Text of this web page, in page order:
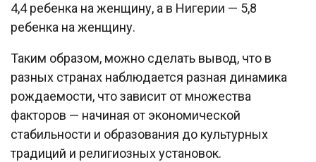
4,4 ребенка на женщину, а в Нигерии — 5,8
ребенка на женщину.
Таким образом, можно сделать вывод, что в
разных странах наблюдается разная динамика
рождаемости, что зависит от множества
факторов — начиная от экономической
стабильности и образования до культурных
традиций и религиозных установок.